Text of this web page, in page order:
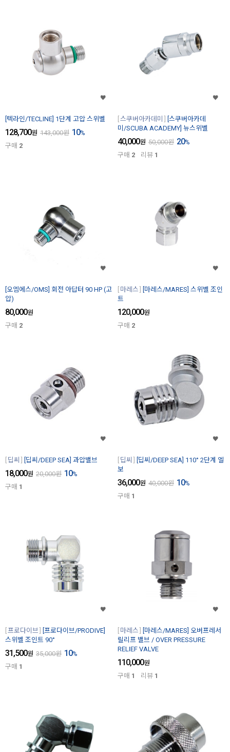
[텍라인/TECLINE] 1단계 고압 스위벨
128,700원 143,000원 10%
구매 2
스쿠버아카데미
[스쿠버아카데
미/SCUBA ACADEMY] 뉴스위벨
40,000원 50,000원 20%
구매 2 리뷰 1
[오엠에스/OMS] 회전 아답터 90 HP (고
압)
80,000원
구매 2
마레스
[마레스/MARES] 스위벨 조인
트
120,000원
구매 2
딥씨 [딥씨/DEEP SEA] 과압밸브
18,000원 20,000원 10%
구매 1
딥씨
[딥씨/DEEP SEA] 110° 2단계 엘
보
36,000원 40,000원 10%
구매 1
프로다이브
[프로다이브/PRODIVE]
스위벨 조인트 90°
31,500원 35,000원 10%
구매 1
마레스
[마레스/MARES] 오버프레서
릴리프 밸브 / OVER PRESSURE
RELIEF VALVE
110,000원
구매 1 리뷰 1